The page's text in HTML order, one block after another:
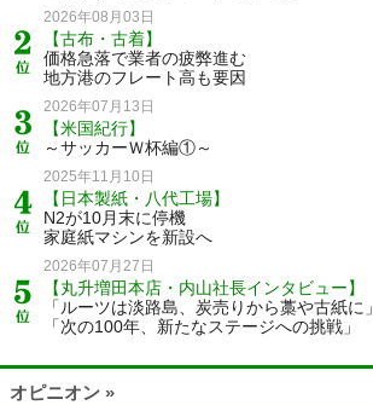
2026年08月03日
【古布・古着】
価格急落で業者の疲弊進む
地方港のフレート高も要因
2026年07月13日
【米国紀行】
～サッカーＷ杯編①～
2025年11月10日
【日本製紙・八代工場】
N2が10月末に停機
家庭紙マシンを新設へ
2026年07月27日
【丸升増田本店・内山社長インタビュー】
「ルーツは淡路島、炭売りから藁や古紙に」
「次の100年、新たなステージへの挑戦」
オピニオン »